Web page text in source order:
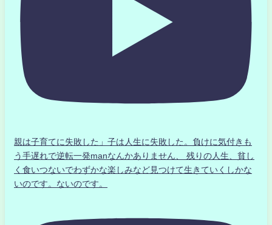
親は子育てに失敗した」子は人生に失敗した。負けに気付きも
う手遅れで逆転一発manなんかありません、 残りの人生、貧し
く食いつないでわずかな楽しみなど見つけて生きていくしかな
いのです。ないのです。